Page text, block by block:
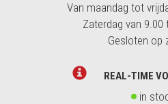
Van maandag tot
Zaterdag van 9.00
Gesloten op
REAL-TIME
in